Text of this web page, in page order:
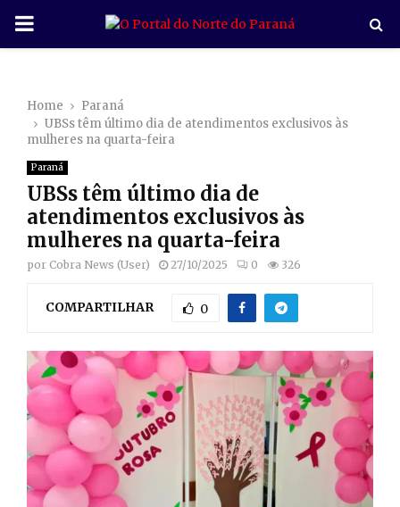
P
M
A
R
M
E
N
Home
Paraná
UBSs têm último dia de atendimentos exclusivos às
mulheres na quarta-feira
Paraná
UBSs têm último dia de
atendimentos exclusivos às
mulheres na quarta-feira
por Cobra News (User) 27/10/2025 0 326
COMPARTILHAR 0